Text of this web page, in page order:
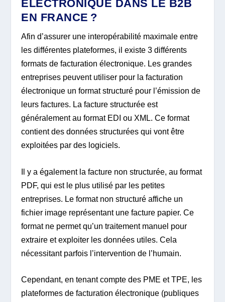
ÉLECTRONIQUE DANS LE B2B
EN FRANCE ?
Afin d’assurer une interopérabilité maximale entre
les différentes plateformes, il existe 3 différents
formats de facturation électronique. Les grandes
entreprises peuvent utiliser pour la facturation
électronique un format structuré pour l’émission de
leurs factures. La facture structurée est
généralement au format EDI ou XML. Ce format
contient des données structurées qui vont être
exploitées par des logiciels.
Il y a également la facture non structurée, au format
PDF, qui est le plus utilisé par les petites
entreprises. Le format non structuré affiche un
fichier image représentant une facture papier. Ce
format ne permet qu’un traitement manuel pour
extraire et exploiter les données utiles. Cela
nécessitant parfois l’intervention de l’humain.
Cependant, en tenant compte des PME et TPE, les
plateformes de facturation électronique (publiques